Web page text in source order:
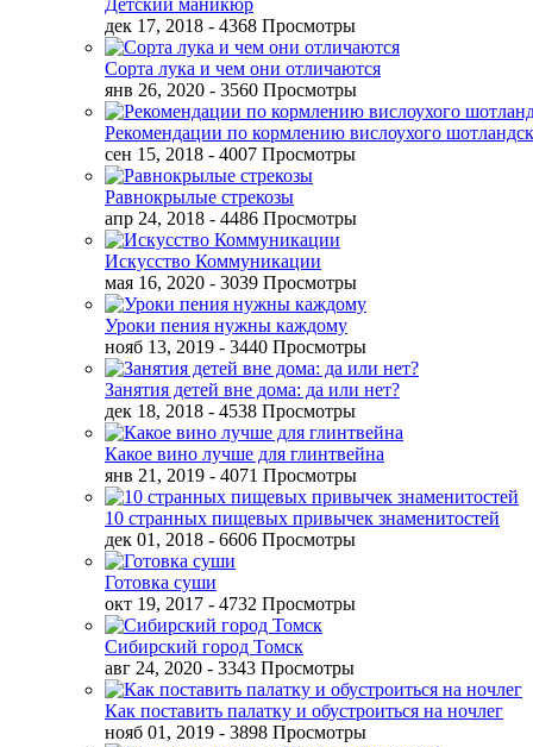
Детский маникюр
дек 17, 2018 - 4368 Просмотры
Сорта лука и чем они отличаются
янв 26, 2020 - 3560 Просмотры
Рекомендации по кормлению вислоухого
сен 15, 2018 - 4007 Просмотры
Равнокрылые стрекозы
апр 24, 2018 - 4486 Просмотры
Искусство Коммуникации
мая 16, 2020 - 3039 Просмотры
Уроки пения нужны каждому
нояб 13, 2019 - 3440 Просмотры
Занятия детей вне дома: да или нет?
дек 18, 2018 - 4538 Просмотры
Какое вино лучше для глинтвейна
янв 21, 2019 - 4071 Просмотры
10 странных пищевых привычек знаменитостей
дек 01, 2018 - 6606 Просмотры
Готовка суши
окт 19, 2017 - 4732 Просмотры
Сибирский город Томск
авг 24, 2020 - 3343 Просмотры
Как поставить палатку и обустроиться на ночлег
нояб 01, 2019 - 3898 Просмотры